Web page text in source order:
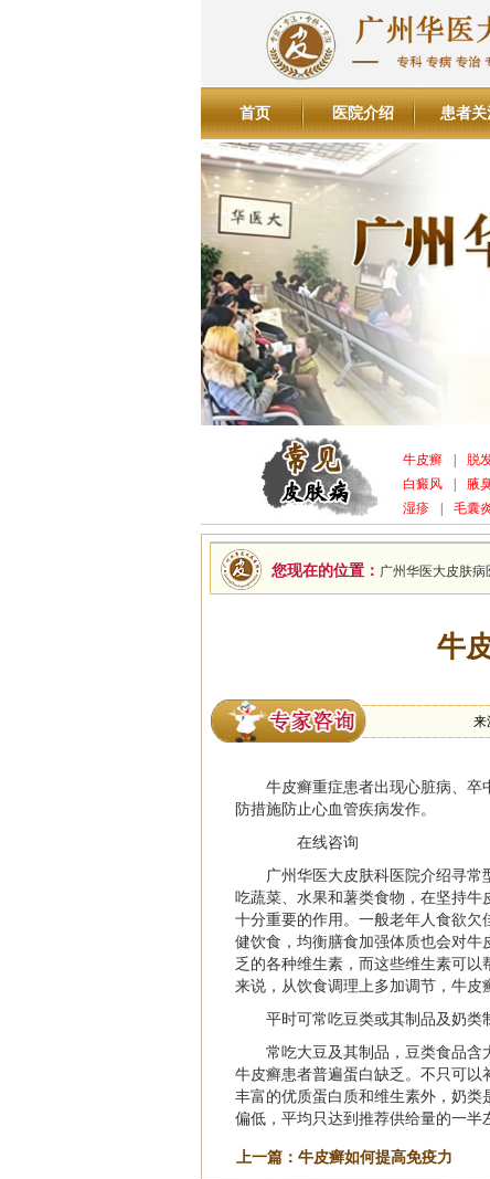
首页 医院介绍 患者关
牛皮癣 脱
白癜风
腋
湿疹
毛囊
您现在的位置： 广州华医大皮肤病
牛
来
牛皮癣重症患者出现心脏病、卒
防措施防止心血管疾病发作。
在线咨询
广州华医大皮肤科医院介绍寻常
吃蔬菜、水果和薯类食物，在坚持
十分重要的作用。一般老年人食欲
健饮食，均衡膳食加强体质也会对
乏的各种维生素，而这些维生素可
来说，从饮食调理上多加调节，牛皮
平时可常吃豆类或其制品及奶类
常吃大豆及其制品，豆类食品含
牛皮癣患者普遍蛋白缺乏。不只可
丰富的优质蛋白质和维生素外，奶
偏低，平均只达到推荐供给量的一半
上一篇： 牛皮癣如何提高免疫力